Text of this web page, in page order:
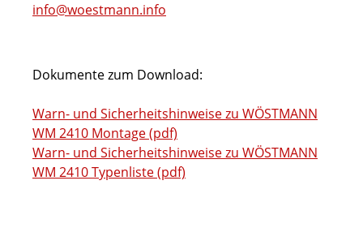
info@woestmann.info
Dokumente zum Download:
Warn- und Sicherheitshinweise zu WÖSTMANN
WM 2410 Montage (pdf)
Warn- und Sicherheitshinweise zu WÖSTMANN
WM 2410 Typenliste (pdf)